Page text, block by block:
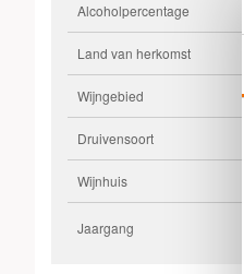
Alcoholpercentage
Land van herkomst
Wijngebied
Druivensoort
Wijnhuis
Jaargang